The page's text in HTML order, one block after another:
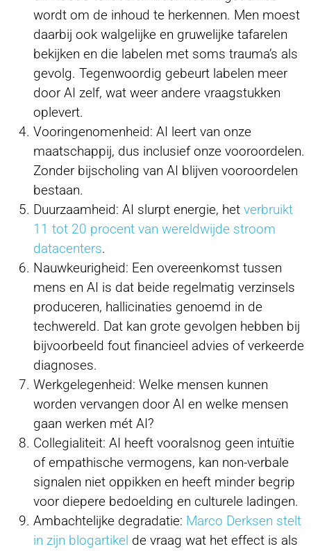
wordt om de inhoud te herkennen. Men moest
daarbij ook walgelijke en gruwelijke tafarelen
bekijken en die labelen met soms trauma’s als
gevolg. Tegenwoordig gebeurt labelen meer
door AI zelf, wat weer andere vraagstukken
oplevert.
Vooringenomenheid: AI leert van onze
maatschappij, dus inclusief onze vooroordelen.
Zonder bijscholing van AI blijven vooroordelen
bestaan.
Duurzaamheid: AI slurpt energie, het verbruikt
11 tot 20 procent van wereldwijde stroom
datacenters.
Nauwkeurigheid: Een overeenkomst tussen
mens en AI is dat beide regelmatig verzinsels
produceren, hallicinaties genoemd in de
techwereld. Dat kan grote gevolgen hebben bij
bijvoorbeeld fout financieel advies of verkeerde
diagnoses.
Werkgelegenheid: Welke mensen kunnen
worden vervangen door AI en welke mensen
gaan werken mét AI?
Collegialiteit: AI heeft vooralsnog geen intuïtie
of empathische vermogens, kan non-verbale
signalen niet oppikken en heeft minder begrip
voor diepere bedoelding en culturele ladingen.
Ambachtelijke degradatie: Marco Derksen stelt
in zijn blogartikel de vraag wat het effect is als